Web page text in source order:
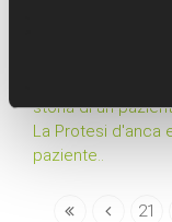
dolore al
storia di un
La Protesi d'anca
paziente..
21